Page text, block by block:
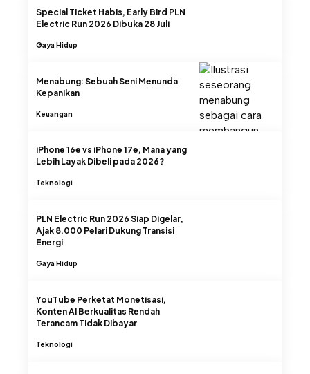
Special Ticket Habis, Early Bird PLN
Electric Run 2026 Dibuka 28 Juli
Gaya Hidup
Menabung: Sebuah Seni Menunda
Kepanikan
Keuangan
iPhone 16e vs iPhone 17e, Mana yang
Lebih Layak Dibeli pada 2026?
Teknologi
PLN Electric Run 2026 Siap Digelar,
Ajak 8.000 Pelari Dukung Transisi
Energi
Gaya Hidup
YouTube Perketat Monetisasi,
Konten AI Berkualitas Rendah
Terancam Tidak Dibayar
Teknologi